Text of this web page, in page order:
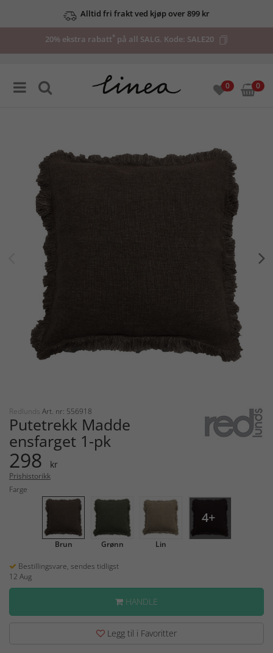
Alltid fri frakt ved kjøp over 899 kr
20% ekstra rabatt* på all SALG. Kode: SALE20
0 0
Redlunds Art. nr: 556918
Putetrekk Madde
ensfarget 1-pk
298 kr
Prishistorikk
Farge
Brun Grønn Lin
4+
Bestillingsvare, sendes tidligst
12 Aug
HANDLE
Legg til i Favoritter